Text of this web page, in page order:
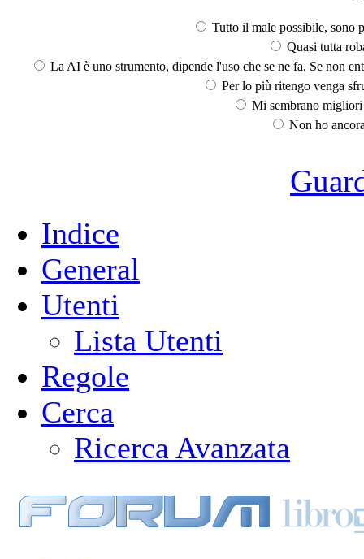
Tutto il male possibile, sono
Quasi tutta
La AI è uno strumento, dipende l'uso che se ne fa. Se non
Per lo più ritengo venga
Mi sembrano
Non ho
Indice
General
Utenti
Lista Utenti
Regole
Cerca
Ricerca Avanzata